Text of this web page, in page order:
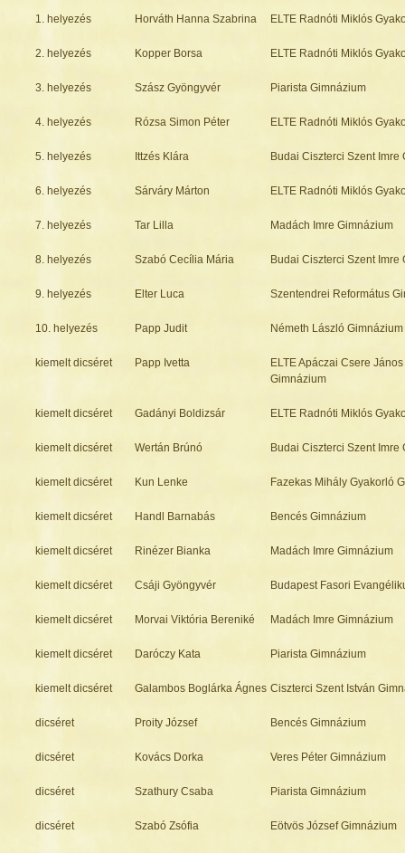
1. helyezés Horváth Hanna Szabrina ELTE Radnóti Miklós
2. helyezés Kopper Borsa ELTE Radnóti Miklós
3. helyezés Szász Gyöngyvér Piarista Gimnázium
4. helyezés Rózsa Simon Péter ELTE Radnóti Miklós
5. helyezés Ittzés Klára Budai Ciszterci Szent Imre
6. helyezés Sárváry Márton ELTE Radnóti Miklós
7. helyezés Tar Lilla Madách Imre Gimnázium
8. helyezés Szabó Cecília Mária Budai Ciszterci Szent Imre
9. helyezés Elter Luca Szentendrei Református
10. helyezés Papp Judit Németh László Gimnázium
kiemelt dicséret Papp Ivetta
ELTE Apáczai Csere
Gimnázium
kiemelt dicséret Gadányi Boldizsár ELTE Radnóti Miklós
kiemelt dicséret Wertán Brúnó Budai Ciszterci Szent Imre
kiemelt dicséret Kun Lenke Fazekas Mihály Gyakorló
kiemelt dicséret Handl Barnabás Bencés Gimnázium
kiemelt dicséret Rinézer Bianka Madách Imre Gimnázium
kiemelt dicséret Csáji Gyöngyvér Budapest Fasori
kiemelt dicséret Morvai Viktória Bereniké Madách Imre Gimnázium
kiemelt dicséret Daróczy Kata Piarista Gimnázium
kiemelt dicséret Galambos Boglárka Ágnes Ciszterci Szent István
dicséret Proity József Bencés Gimnázium
dicséret Kovács Dorka Veres Péter Gimnázium
dicséret Szathury Csaba Piarista Gimnázium
dicséret Szabó Zsófia Eötvös József Gimnázium